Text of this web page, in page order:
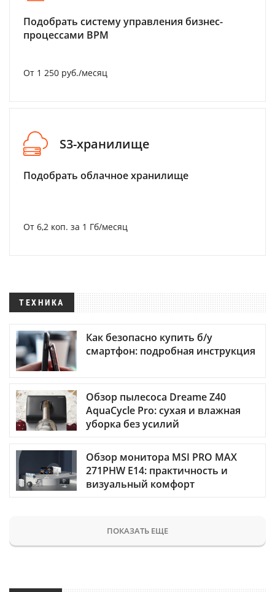
Подобрать систему управления бизнес-
процессами BPM
От 1 250 руб./месяц
S3-хранилище
Подобрать облачное хранилище
От 6,2 коп. за 1 Гб/месяц
ТЕХНИКА
Как безопасно купить б/у
смартфон: подробная инструкция
Обзор пылесоса Dreame Z40
AquaCycle Pro: сухая и влажная
уборка без усилий
Обзор монитора MSI PRO MAX
271PHW E14: практичность и
визуальный комфорт
ПОКАЗАТЬ ЕЩЕ